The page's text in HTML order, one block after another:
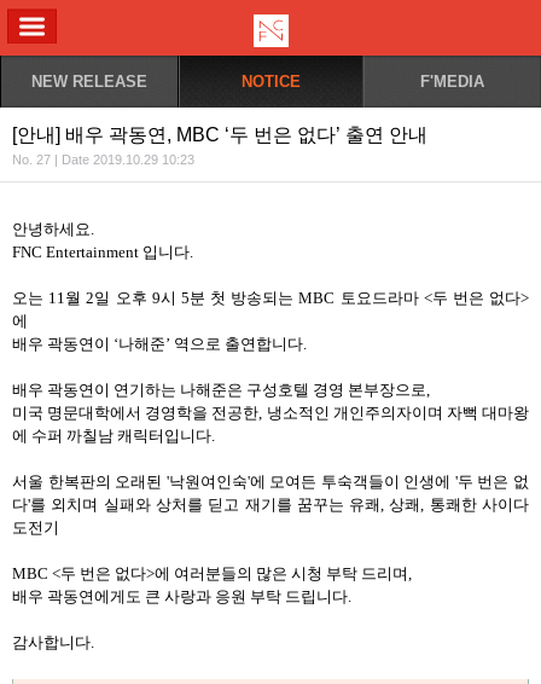
NEW RELEASE NOTICE F'MEDIA
[안내] 배우 곽동연, MBC ‘두 번은 없다’ 출연 안내
No. 27 | Date 2019.10.29 10:23
안녕하세요.
FNC Entertainment 입니다.
오는 11월 2일 오후 9시 5분 첫 방송되는MBC 토요드라마 <두 번은 없다>
에
배우 곽동연이 ‘나해준’ 역으로 출연합니다.
배우 곽동연이 연기하는 나해준은 구성호텔 경영 본부장으로,
미국 명문대학에서 경영학을 전공한, 냉소적인 개인주의자이며 자뻑 대마왕
에 수퍼 까칠남 캐릭터입니다.
서울 한복판의 오래된 '낙원여인숙'에 모여든 투숙객들이 인생에 '두 번은 없
다'를 외치며 실패와 상처를 딛고 재기를 꿈꾸는 유쾌,상쾌, 통쾌한 사이다
도전기
MBC <두 번은 없다>에 여러분들의 많은 시청 부탁 드리며,
배우 곽동연에게도 큰 사랑과 응원 부탁 드립니다.
감사합니다.